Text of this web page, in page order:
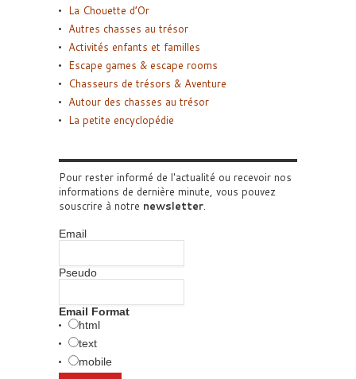
La Chouette d’Or
Autres chasses au trésor
Activités enfants et familles
Escape games & escape rooms
Chasseurs de trésors & Aventure
Autour des chasses au trésor
La petite encyclopédie
Pour rester informé de l'actualité ou recevoir nos
informations de dernière minute, vous pouvez
souscrire à notre newsletter.
Email
Pseudo
Email Format
html
text
mobile